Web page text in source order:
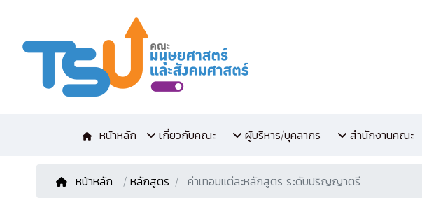
หน้าหลัก เกี่ยวกับคณะ ผู้บริหาร/บุคลากร สำนักงานคณะ
หน้าหลัก / หลักสูตร ค่าเทอมแต่ละหลักสูตร ระดับปริญญาตรี